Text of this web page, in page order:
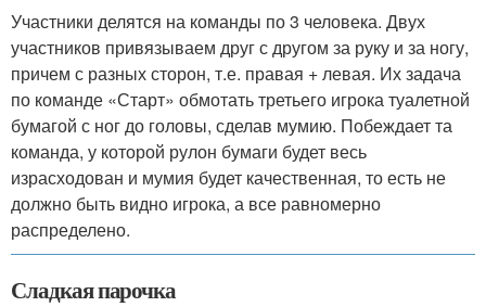
Участники делятся на команды по 3 человека. Двух
участников привязываем друг с другом за руку и за ногу,
причем с разных сторон, т.е. правая + левая. Их задача
по команде «Старт» обмотать третьего игрока туалетной
бумагой с ног до головы, сделав мумию. Побеждает та
команда, у которой рулон бумаги будет весь
израсходован и мумия будет качественная, то есть не
должно быть видно игрока, а все равномерно
распределено.
Сладкая парочка